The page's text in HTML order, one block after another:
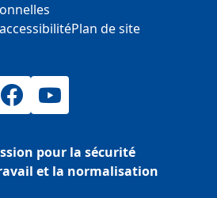
Plan de site
FacebookYouTube
pour la sécurité
et la normalisation